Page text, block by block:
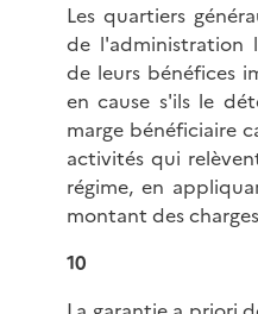
Les quartiers
de l'administration
de leurs bénéfices
en cause s'ils le
marge bénéficiaire
activités qui
régime, en
montant des
10